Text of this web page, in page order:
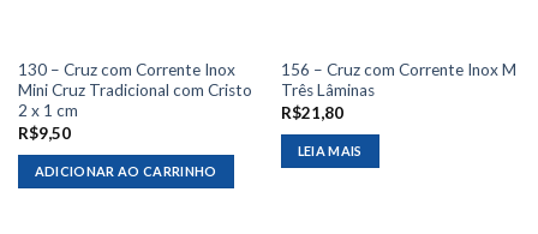
130 – Cruz com Corrente Inox
Mini Cruz Tradicional com Cristo
2 x 1 cm
R$9,50
ADICIONAR AO CARRINHO
156 – Cruz com Corrente Inox M
Três Lâminas
R$21,80
LEIA MAIS